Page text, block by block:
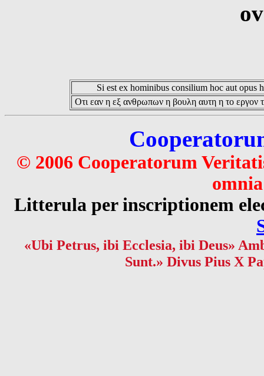
Si est ex hominibus consilium hoc aut opus
Οτι εαν η εξ ανθρωπων η βουλη αυτη η το εργον
© 2006 Cooperatorum
Litterula per inscriptionem
«Ubi Petrus, ibi Ecclesia, ibi Deus»
Sunt.» Divus Pius X